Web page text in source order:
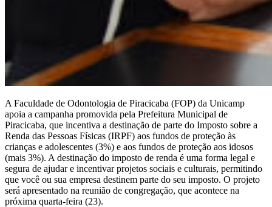
A Faculdade de Odontologia de Piracicaba (FOP) da Unicamp
apoia a campanha promovida pela Prefeitura Municipal de
Piracicaba, que incentiva a destinação de parte do Imposto sobre a
Renda das Pessoas Físicas (IRPF) aos fundos de proteção às
crianças e adolescentes (3%) e aos fundos de proteção aos idosos
(mais 3%). A destinação do imposto de renda é uma forma legal e
segura de ajudar e incentivar projetos sociais e culturais, permitindo
que você ou sua empresa destinem parte do seu imposto. O projeto
será apresentado na reunião de congregação, que acontece na
próxima quarta-feira (23).